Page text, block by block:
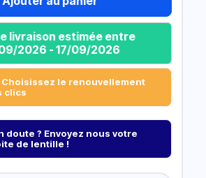
livraison estimée entre
2026 - 17/09/2026
Choisissez le renouvellement
clics
doute ? Envoyez nous votre
de lentille !